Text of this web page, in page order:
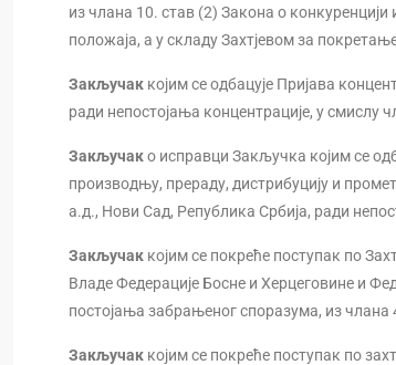
из члана 10. став (2) Закона о
положаја, а у складу Захтјевом за
Закључак којим се одбацује Пријава
ради непостојања концентрације, у смислу
Закључако исправци Закључка којим се
производњу, прераду, дистрибуцију и
а.д., Нови Сад, Република Србија, ради
Закључак којим се покреће поступак по
Владе Федерације Босне и Херцеговине и
постојања забрањеног споразума, из члана
Закључак којим се покреће поступак по